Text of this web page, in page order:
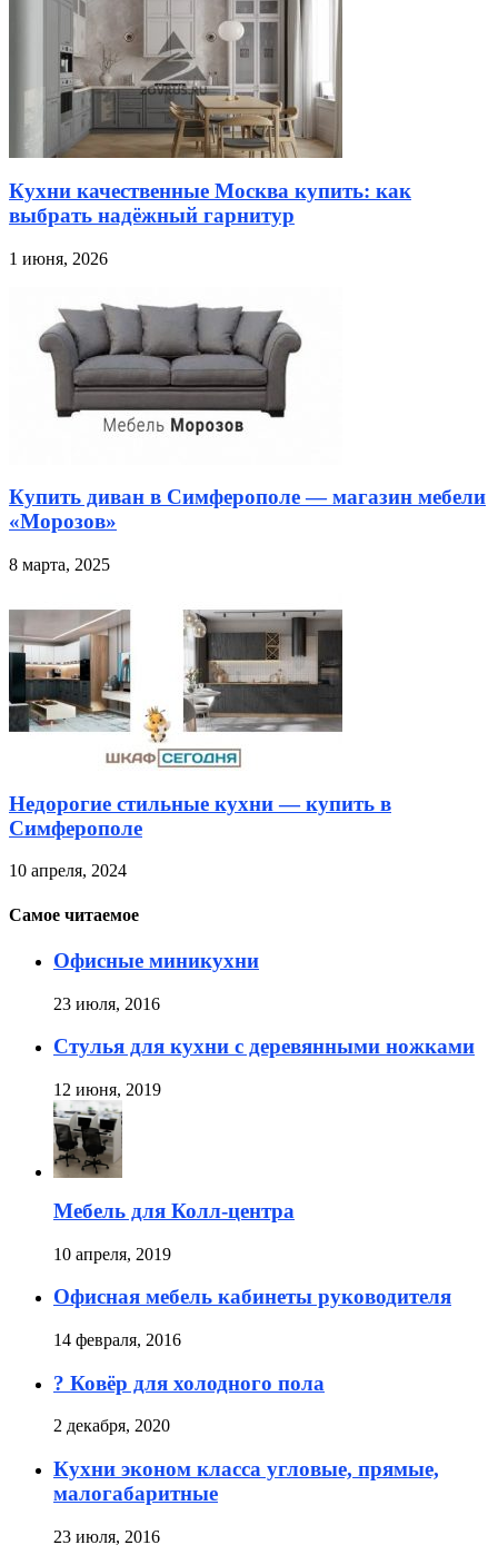
Кухни качественные Москва купить: как
выбрать надёжный гарнитур
1 июня, 2026
Купить диван в Симферополе — магазин мебели
«Морозов»
8 марта, 2025
Недорогие стильные кухни — купить в
Симферополе
10 апреля, 2024
Самое читаемое
Офисные миникухни
23 июля, 2016
Стулья для кухни с деревянными ножками
12 июня, 2019
Мебель для Колл-центра
10 апреля, 2019
Офисная мебель кабинеты руководителя
14 февраля, 2016
? Ковёр для холодного пола
2 декабря, 2020
Кухни эконом класса угловые, прямые,
малогабаритные
23 июля, 2016